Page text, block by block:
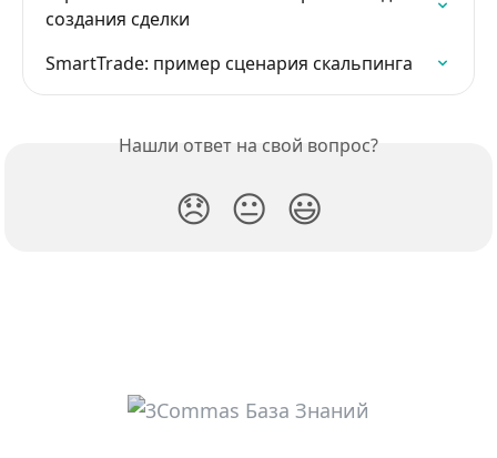
создания сделки
SmartTrade: пример сценария скальпинга
Нашли ответ на свой вопрос?
😞 😐 😃